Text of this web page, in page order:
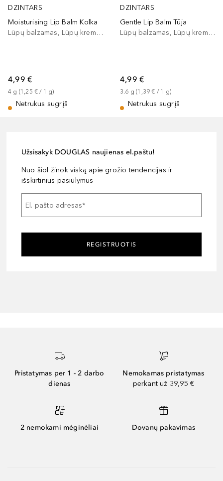
DZINTARS
Moisturising Lip Balm Kolka
Lūpų balzamas, Lūpų kremas
4,99 €
4 g (1,25 € / 1 g)
Netrukus sugrįš
DZINTARS
Gentle Lip Balm Tūja
Lūpų balzamas, Lūpų kremas
4,99 €
3.6 g (1,39 € / 1 g)
Netrukus sugrįš
Užsisakyk DOUGLAS naujienas el.paštu!
Nuo šiol žinok viską apie grožio tendencijas ir
išskirtinius pasiūlymus
El. pašto adresas*
REGISTRUOTIS
Pristatymas per 1 - 2 darbo
dienas
Nemokamas pristatymas
perkant už 39,95 €
2 nemokami mėginėliai Dovanų pakavimas